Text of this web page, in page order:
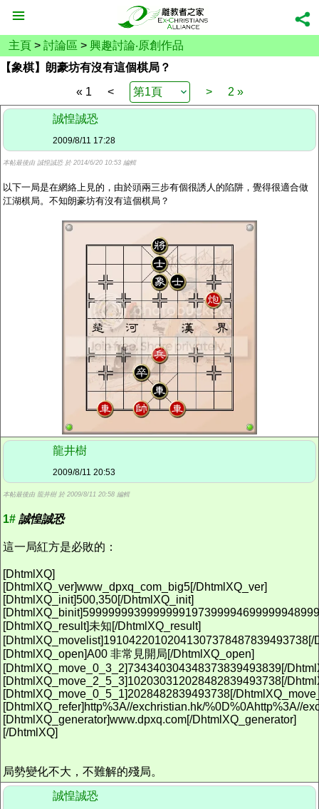
主頁 > 討論區 > 興趣討論‧原創作品
【象棋】朗豪坊有沒有這個棋局？
« 1
< > 2 »
誠惶誠恐
2009/8/11 17:28
本帖最後由 誠惶誠恐 於 2014/6/20 10:53 編輯
以下一局是在網絡上見的，由於頭兩三步有個很誘人的陷阱，覺得很適合做
江湖棋局。不知朗豪坊有沒有這個棋局？
龍井樹
2009/8/11 20:53
本帖最後由 龍井樹 於 2009/8/11 20:58 編輯
1# 誠惶誠恐
這一局紅方是必敗的：
[DhtmlXQ]
[DhtmlXQ_ver]www_dpxq_com_big5[/DhtmlXQ_ver]
[DhtmlXQ_init]500,350[/DhtmlXQ_init]
[DhtmlXQ_result]未知[/DhtmlXQ_result]
[DhtmlXQ_movelist]19104220102041307378487839493738[/
[DhtmlXQ_open]A00 非常見開局[/DhtmlXQ_open]
[DhtmlXQ_move_0_3_2]734340304348373839493839[/
[DhtmlXQ_move_2_5_3]102030312028482839493738[/
[DhtmlXQ_move_0_5_1]2028482839493738[/
[DhtmlXQ_refer]http%3A//exchristian.hk/%0D%0Ahttp%3A//
[DhtmlXQ_generator]www.dpxq.com[/DhtmlXQ_generator]
[/DhtmlXQ]
局勢變化不大，不難解的殘局。
誠惶誠恐